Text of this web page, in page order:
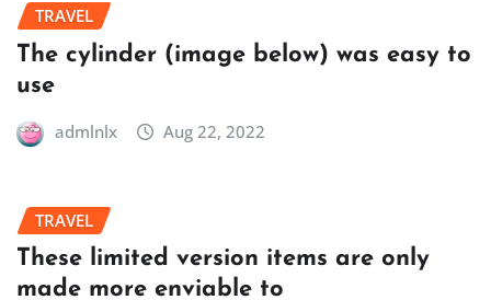
TRAVEL
The cylinder (image below) was easy to
use
admlnlx Aug 22, 2022
TRAVEL
These limited version items are only
made more enviable to